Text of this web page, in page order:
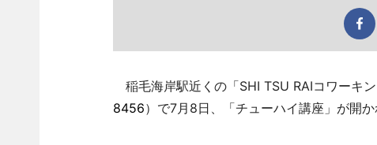
稲毛海岸駅近くの「SHI TSU RAIコワーキ
8456）で7月8日、「チューハイ講座」が開か